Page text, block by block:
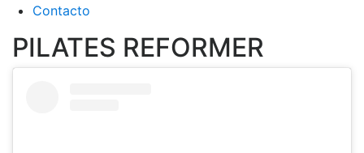
Contacto
PILATES REFORMER